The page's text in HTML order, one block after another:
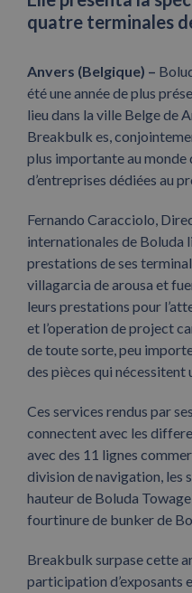
quatre terminales
Anvers (Belgique) –
été une année de plus
lieu dans la ville Belge de
Breakbulk es,
plus importante au
d’entreprises dédiées au
Fernando Caracciolo,
internationales de Boluda
prestations de ses
villagarcia de arousa et
leurs prestations pour
et l’operation de project
de toute sorte, peu
des pièces qui
Ces services rendus par
connectent avec les
avec des 11 lignes
division de navigation, les
hauteur de Boluda
fourtinure de bunker de
Breakbulk surpase cette
participation d’exposants